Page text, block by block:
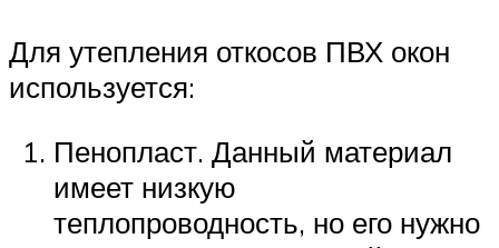
Для утепления откосов ПВХ окон
используется:
Пенопласт. Данный материал
имеет низкую
теплопроводность, но его нужно